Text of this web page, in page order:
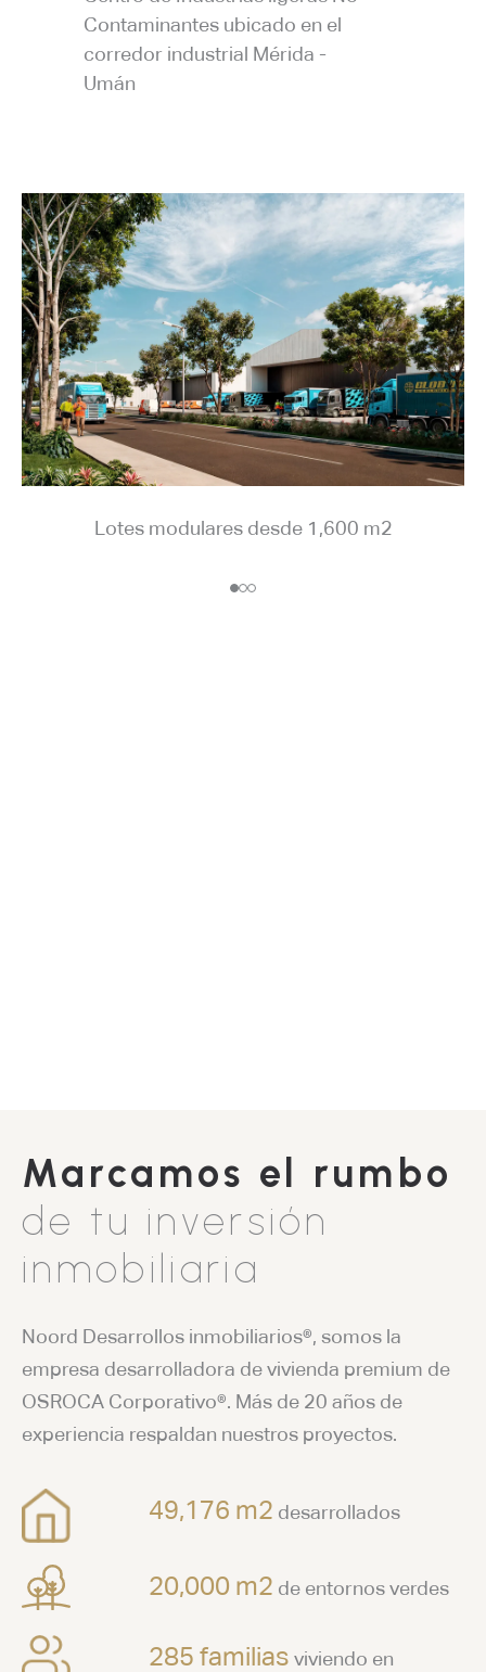
Contaminantes ubicado en el
corredor industrial Mérida -
Umán
Lotes modulares desde 1,600 m2
Marcamos el rumbo
de tu inversión
inmobiliaria
Noord Desarrollos inmobiliarios®, somos la
empresa desarrolladora de vivienda premium de
OSROCA Corporativo®. Más de 20 años de
experiencia respaldan nuestros proyectos.
49,176 m2 desarrollados
20,000 m2 de entornos verdes
285 familias viviendo en